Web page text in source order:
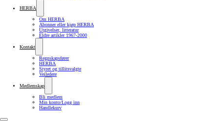
HERBA
Om HERBA
Abonner eller kjøp HERBA
Utgivelser, litteratur
Eldre artikler 1967-2000
Kontakt
Regnskapsfører
HERBA
Styret og tillitsvalgte
Veiledere
Medlemskap
Bli medlem
Min konto/Logg inn
Handlekurv